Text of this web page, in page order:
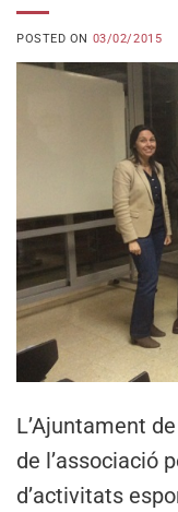
POSTED ON 03/02/2015
L’Ajuntament
de l’associació
d’activitats